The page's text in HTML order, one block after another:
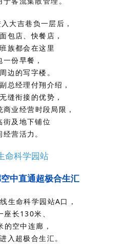
大吉巷负一层后，
包店、快餐店，
族都会在这里
一份早餐，
边的写字楼。
总经理付翔介绍，
缝衔接的优势，
业经营时段局限，
街及地下铺位
经营活力。
命科学园站
中直通超极合生汇
生命科学园站A口，
座长130米、
的空中连廊，
入超极合生汇。